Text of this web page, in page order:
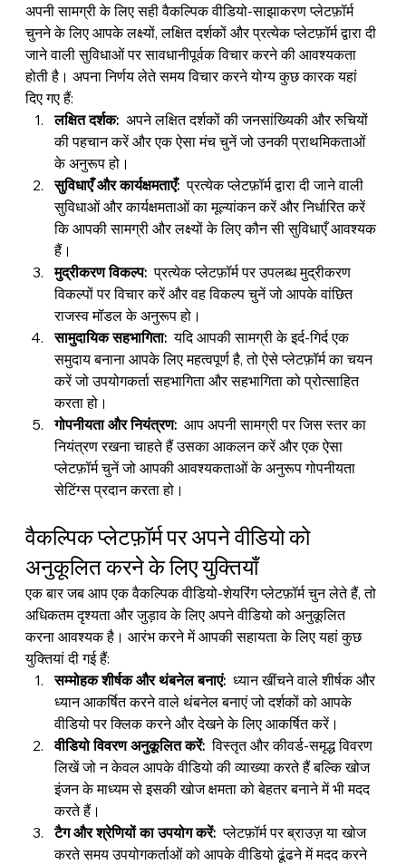
अपनी सामग्री के लिए सही वैकल्पिक वीडियो-साझाकरण प्लेटफ़ॉर्म
चुनने के लिए आपके लक्ष्यों, लक्षित दर्शकों और प्रत्येक प्लेटफ़ॉर्म द्वारा दी
जाने वाली सुविधाओं पर सावधानीपूर्वक विचार करने की आवश्यकता
होती है। अपना निर्णय लेते समय विचार करने योग्य कुछ कारक यहां
दिए गए हैं:
लक्षित दर्शक: अपने लक्षित दर्शकों की जनसांख्यिकी और रुचियों
की पहचान करें और एक ऐसा मंच चुनें जो उनकी प्राथमिकताओं
के अनुरूप हो।
सुविधाएँ और कार्यक्षमताएँ: प्रत्येक प्लेटफ़ॉर्म द्वारा दी जाने वाली
सुविधाओं और कार्यक्षमताओं का मूल्यांकन करें और निर्धारित करें
कि आपकी सामग्री और लक्ष्यों के लिए कौन सी सुविधाएँ आवश्यक
हैं।
मुद्रीकरण विकल्प: प्रत्येक प्लेटफ़ॉर्म पर उपलब्ध मुद्रीकरण
विकल्पों पर विचार करें और वह विकल्प चुनें जो आपके वांछित
राजस्व मॉडल के अनुरूप हो।
सामुदायिक सहभागिता: यदि आपकी सामग्री के इर्द-गिर्द एक
समुदाय बनाना आपके लिए महत्वपूर्ण है, तो ऐसे प्लेटफ़ॉर्म का चयन
करें जो उपयोगकर्ता सहभागिता और सहभागिता को प्रोत्साहित
करता हो।
गोपनीयता और नियंत्रण: आप अपनी सामग्री पर जिस स्तर का
नियंत्रण रखना चाहते हैं उसका आकलन करें और एक ऐसा
प्लेटफ़ॉर्म चुनें जो आपकी आवश्यकताओं के अनुरूप गोपनीयता
सेटिंग्स प्रदान करता हो।
वैकल्पिक प्लेटफ़ॉर्म पर अपने वीडियो को
अनुकूलित करने के लिए युक्तियाँ
एक बार जब आप एक वैकल्पिक वीडियो-शेयरिंग प्लेटफ़ॉर्म चुन लेते हैं, तो
अधिकतम दृश्यता और जुड़ाव के लिए अपने वीडियो को अनुकूलित
करना आवश्यक है। आरंभ करने में आपकी सहायता के लिए यहां कुछ
युक्तियां दी गई हैं:
सम्मोहक शीर्षक और थंबनेल बनाएं: ध्यान खींचने वाले शीर्षक और
ध्यान आकर्षित करने वाले थंबनेल बनाएं जो दर्शकों को आपके
वीडियो पर क्लिक करने और देखने के लिए आकर्षित करें।
वीडियो विवरण अनुकूलित करें: विस्तृत और कीवर्ड-समृद्ध विवरण
लिखें जो न केवल आपके वीडियो की व्याख्या करते हैं बल्कि खोज
इंजन के माध्यम से इसकी खोज क्षमता को बेहतर बनाने में भी मदद
करते हैं।
टैग और श्रेणियों का उपयोग करें: प्लेटफ़ॉर्म पर ब्राउज़ या खोज
करते समय उपयोगकर्ताओं को आपके वीडियो ढूंढने में मदद करने